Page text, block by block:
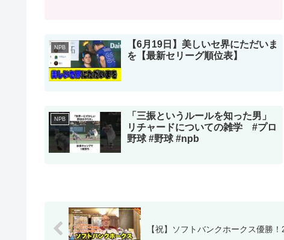
NPB
【6月19日】美しいセ界にただいま
を【最新セリーグ順位表】
NPB
「三振というルールを知った男」
リチャードについての雑学 #プロ
野球 #野球 #npb
【祝】ソフトバンクホークス優勝